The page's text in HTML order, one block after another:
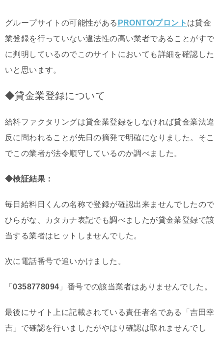
グループサイトの可能性がある PRONTO/プロント は貸金
業登録を行っていない違法性の高い業者であることがすで
に判明しているのでこのサイトにおいても詳細を確認した
いと思います。
◆貸金業登録について
給料ファクタリングは貸金業登録をしなければ貸金業法違
反に問われることが先日の摘発で明確になりました。そこ
でこの業者が法令順守しているのか調べました。
◆検証結果：
毎日給料日くんの名称で登録が確認出来ませんでしたので
ひらがな、カタカナ表記でも調べましたが貸金業登録で該
当する業者はヒットしませんでした。
次に電話番号で追いかけました。
「0358778094 」番号での該当業者はありませんでした。
最後にサイト上に記載されている責任者名である「吉田幸
吉 」で確認を行いましたがやはり確認は取れませんでし